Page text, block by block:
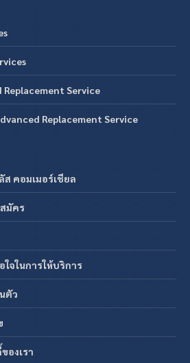
Replacement Service
Replacement Service
ส คอมเมอร์เชียล
มัคร
จในการให้บริการ
ตัว
องเรา